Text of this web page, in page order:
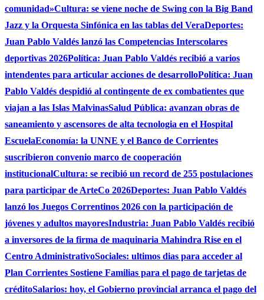
comunidad»Cultura: se viene noche de Swing con la Big Band
Jazz y la Orquesta Sinfónica en las tablas del VeraDeportes:
Juan Pablo Valdés lanzó las Competencias Interscolares
deportivas 2026Política: Juan Pablo Valdés recibió a varios
intendentes para articular acciones de desarrolloPolítica: Juan
Pablo Valdés despidió al contingente de ex combatientes que
viajan a las Islas MalvinasSalud Pública: avanzan obras de
saneamiento y ascensores de alta tecnologia en el Hospital
EscuelaEconomía: la UNNE y el Banco de Corrientes
suscribieron convenio marco de cooperación
institucionalCultura: se recibió un record de 255 postulaciones
para participar de ArteCo 2026Deportes: Juan Pablo Valdés
lanzó los Juegos Correntinos 2026 con la participación de
jóvenes y adultos mayoresIndustria: Juan Pablo Valdés recibió
a inversores de la firma de maquinaria Mahindra Rise en el
Centro AdministrativoSociales: ultimos dias para acceder al
Plan Corrientes Sostiene Familias para el pago de tarjetas de
créditoSalarios: hoy, el Gobierno provincial arranca el pago del